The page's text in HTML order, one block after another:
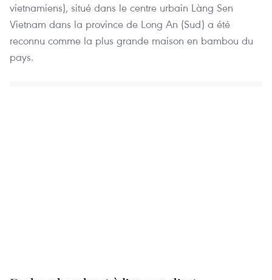
vietnamiens), situé dans le centre urbain Làng Sen
Vietnam dans la province de Long An (Sud) a été
reconnu comme la plus grande maison en bambou du
pays.